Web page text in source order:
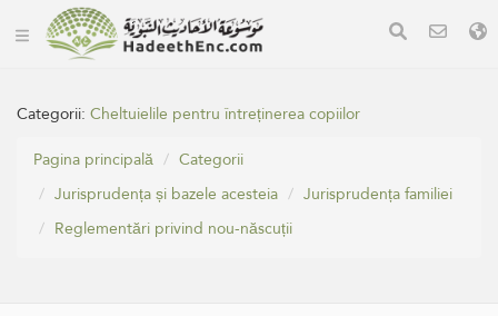
Categorii:Cheltuielile pentru întreținerea copiilor
Pagina principală
Categorii
Jurisprudența și bazele acesteia
Jurisprudența familiei
Reglementări privind nou-născuții